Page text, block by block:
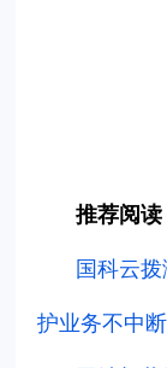
推荐阅读
国科云
护业务不中断